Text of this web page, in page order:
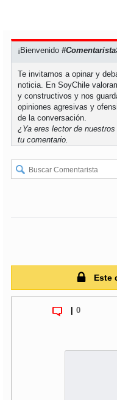
¡Bienvenido
Te invitamos a opinar y
noticia. En SoyChile
y constructivos y nos
opiniones agresivas y
de la conversación.
¿Ya eres lector de
tu comentario.
Este
0